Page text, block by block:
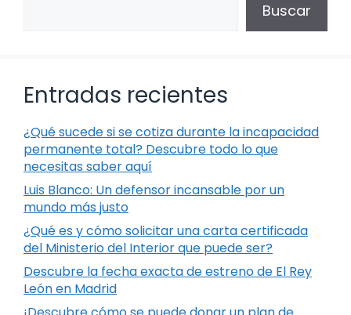
Buscar
Entradas recientes
¿Qué sucede si se cotiza durante la incapacidad
permanente total? Descubre todo lo que
necesitas saber aquí
Luis Blanco: Un defensor incansable por un
mundo más justo
¿Qué es y cómo solicitar una carta certificada
del Ministerio del Interior que puede ser?
Descubre la fecha exacta de estreno de El Rey
León en Madrid